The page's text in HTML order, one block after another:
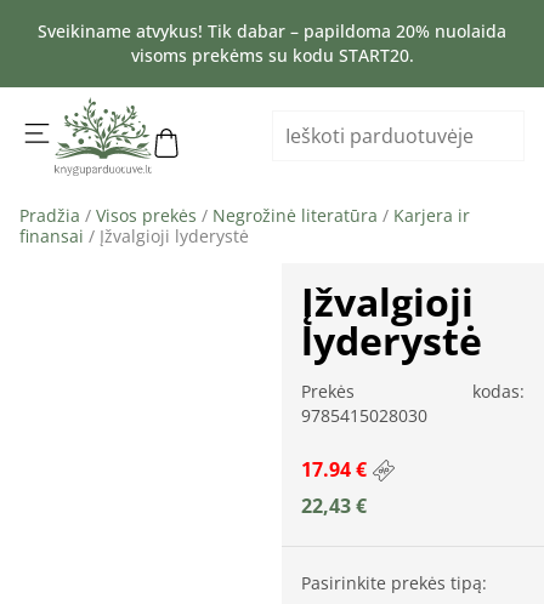
Sveikiname atvykus! Tik dabar – papildoma 20% nuolaida
visoms prekėms su kodu START20.
Pradžia / Visos prekės / Negrožinė literatūra / Karjera ir
finansai / Įžvalgioji lyderystė
Įžvalgioji
lyderystė
Prekės kodas:
9785415028030
17.94 €
22,43€
Pasirinkite prekės tipą: